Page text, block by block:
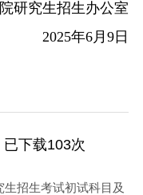
研究生招生办公室
2025年6月9日
已下载103次
招生考试初试科目及